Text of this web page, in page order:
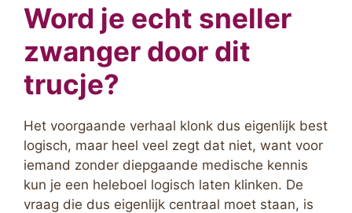
Word je echt sneller
zwanger door dit
trucje?
Het voorgaande verhaal klonk dus eigenlijk best
logisch, maar heel veel zegt dat niet, want voor
iemand zonder diepgaande medische kennis
kun je een heleboel logisch laten klinken. De
vraag die dus eigenlijk centraal moet staan, is